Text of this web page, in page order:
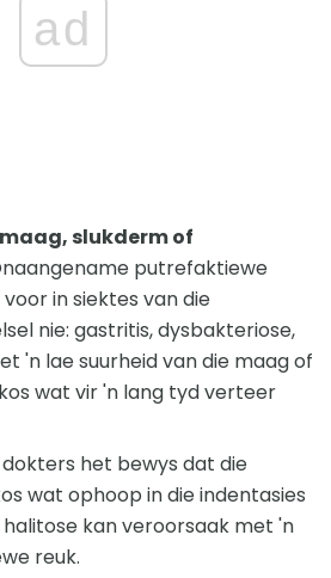
ad
slukderm of
putrefaktiewe
in siektes van die
nie: gastritis, dysbakteriose,
'n lae suurheid van die maag of
wat vir 'n lang tyd verteer
dokters het bewys dat die
wat ophoop in die indentasies
kan veroorsaak met 'n
reuk.